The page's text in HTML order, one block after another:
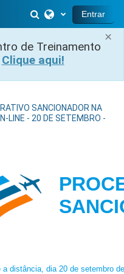
×
de Treinamento
Clique aqui!
Selector de
Entrar
SANCIONADOR NA
LINE - 20 DE SETEMBRO -
a distância, dia 20 de setembro